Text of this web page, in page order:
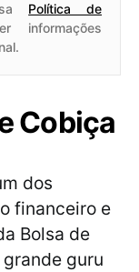
Política de
informações
Cobiça
dos
financeiro e
Bolsa de
guru